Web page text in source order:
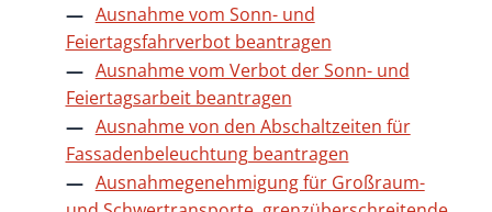
Ausnahme vom Sonn- und
Feiertagsfahrverbot beantragen
Ausnahme vom Verbot der Sonn- und
Feiertagsarbeit beantragen
Ausnahme von den Abschaltzeiten für
Fassadenbeleuchtung beantragen
Ausnahmegenehmigung für Großraum-